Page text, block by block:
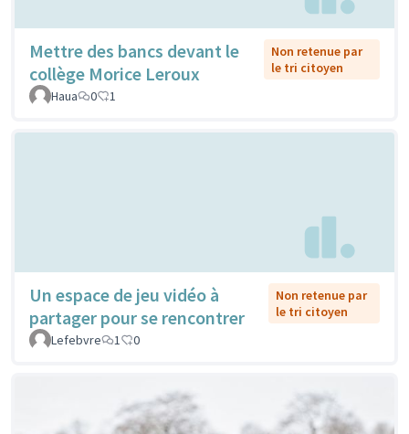
Mettre des bancs devant le
collège Morice Leroux
Non retenue par
le tri citoyen
Haua
0 1
Un espace de jeu vidéo à
partager pour se rencontrer
Non retenue par
le tri citoyen
Lefebvre
1 0